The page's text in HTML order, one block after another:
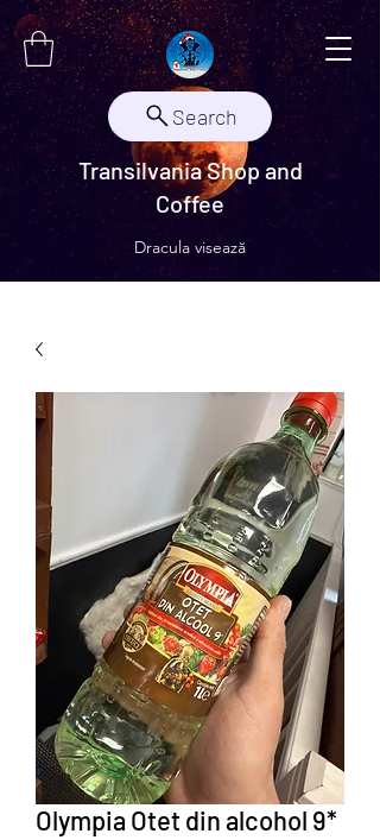
Search
Transilvania Shop and
Coffee
Dracula visează
Olympia Otet din alcohol 9*